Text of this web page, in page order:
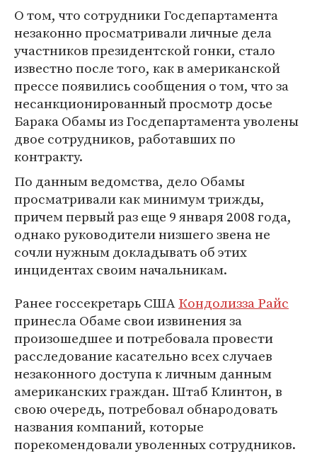
О том, что сотрудники Госдепартамента
незаконно просматривали личные дела
участников президентской гонки, стало
известно после того, как в американской
прессе появились сообщения о том, что за
несанкционированный просмотр досье
Барака Обамы из Госдепартамента уволены
двое сотрудников, работавших по
контракту.
По данным ведомства, дело Обамы
просматривали как минимум трижды,
причем первый раз еще 9 января 2008 года,
однако руководители низшего звена не
сочли нужным докладывать об этих
инцидентах своим начальникам.
Ранее госсекретарь СШАКондолизза Райс
принесла Обаме свои извинения за
произошедшее и потребовала провести
расследование касательно всех случаев
незаконного доступа к личным данным
американских граждан. Штаб Клинтон, в
свою очередь, потребовал обнародовать
названия компаний, которые
порекомендовали уволенных сотрудников.